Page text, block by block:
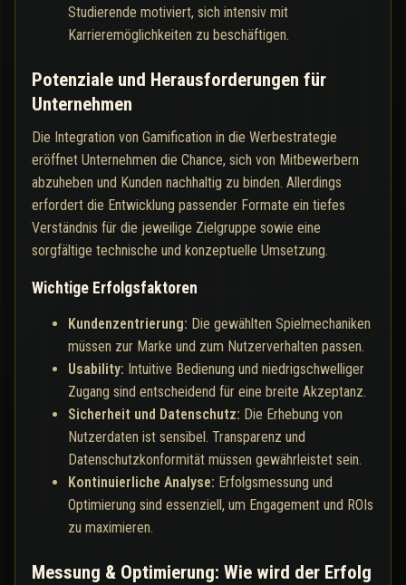
Studierende motiviert, sich intensiv mit
Karrieremöglichkeiten zu beschäftigen.
Potenziale und Herausforderungen für
Unternehmen
Die Integration von Gamification in die Werbestrategie
eröffnet Unternehmen die Chance, sich von Mitbewerbern
abzuheben und Kunden nachhaltig zu binden. Allerdings
erfordert die Entwicklung passender Formate ein tiefes
Verständnis für die jeweilige Zielgruppe sowie eine
sorgfältige technische und konzeptuelle Umsetzung.
Wichtige Erfolgsfaktoren
Kundenzentrierung: Die gewählten Spielmechaniken
müssen zur Marke und zum Nutzerverhalten passen.
Usability: Intuitive Bedienung und niedrigschwelliger
Zugang sind entscheidend für eine breite Akzeptanz.
Sicherheit und Datenschutz: Die Erhebung von
Nutzerdaten ist sensibel. Transparenz und
Datenschutzkonformität müssen gewährleistet sein.
Kontinuierliche Analyse: Erfolgsmessung und
Optimierung sind essenziell, um Engagement und ROIs
zu maximieren.
Messung & Optimierung: Wie wird der Erfolg